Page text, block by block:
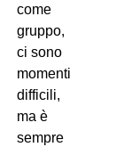
come
gruppo,
ci sono
momenti
difficili,
ma è
sempre